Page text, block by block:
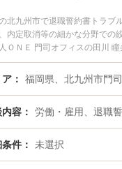
北九州市で退職誓約書トラブ
内定取消等の細かな分野での
ＯＮＥ 門司オフィスの田川
ぐに弁護士に相談したい』『
弁護士に相談予約したい』な
ア
内容 労働・雇用、退職
条件 未選択